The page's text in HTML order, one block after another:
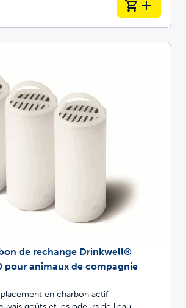
de rechange Drinkwell®
pour animaux de compagnie
en charbon actif